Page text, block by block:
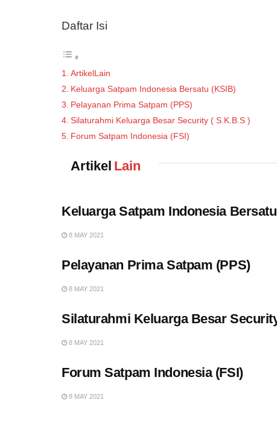
Daftar Isi
ArtikelLain
Keluarga Satpam Indonesia Bersatu (KSIB)
Pelayanan Prima Satpam (PPS)
Silaturahmi Keluarga Besar Security ( S.K.B.S )
Forum Satpam Indonesia (FSI)
Artikel Lain
Keluarga Satpam Indonesia
8 MAY 2021
Pelayanan Prima Satpam (PPS)
8 MAY 2021
Silaturahmi Keluarga Besar
8 MAY 2021
Forum Satpam Indonesia (FSI)
8 MAY 2021